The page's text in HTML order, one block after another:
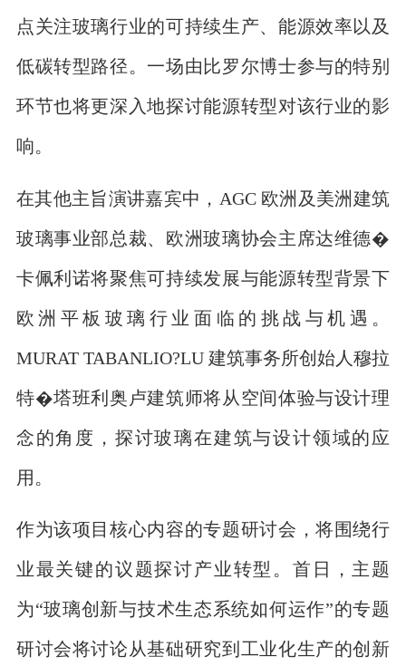
点关注玻璃行业的可持续生产、能源效率以及
低碳转型路径。一场由比罗尔博士参与的特别
环节也将更深入地探讨能源转型对该行业的影
响。
在其他主旨演讲嘉宾中，AGC 欧洲及美洲建筑
玻璃事业部总裁、欧洲玻璃协会主席达维德�
卡佩利诺将聚焦可持续发展与能源转型背景下
欧洲平板玻璃行业面临的挑战与机遇。
MURAT TABANLIO?LU 建筑事务所创始人穆拉
特�塔班利奥卢建筑师将从空间体验与设计理
念的角度，探讨玻璃在建筑与设计领域的应
用。
作为该项目核心内容的专题研讨会，将围绕行
业最关键的议题探讨产业转型。首日，主题
为“玻璃创新与技术生态系统如何运作”的专题
研讨会将讨论从基础研究到工业化生产的创新